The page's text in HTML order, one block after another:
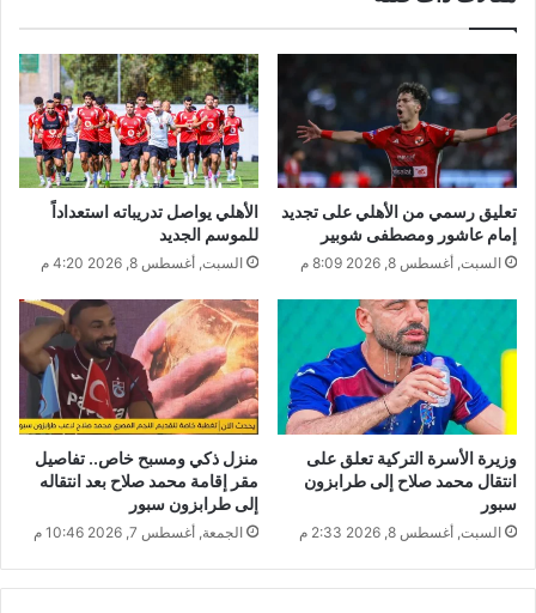
تعليق رسمي من الأهلي على تجديد
إمام عاشور ومصطفى شوبير
السبت, أغسطس 8, 2026 8:09 م
الأهلي يواصل تدريباته استعداداً
للموسم الجديد
السبت, أغسطس 8, 2026 4:20 م
وزيرة الأسرة التركية تعلق على
انتقال محمد صلاح إلى طرابزون
سبور
السبت, أغسطس 8, 2026 2:33 م
منزل ذكي ومسبح خاص.. تفاصيل
مقر إقامة محمد صلاح بعد انتقاله
إلى طرابزون سبور
الجمعة, أغسطس 7, 2026 10:46 م